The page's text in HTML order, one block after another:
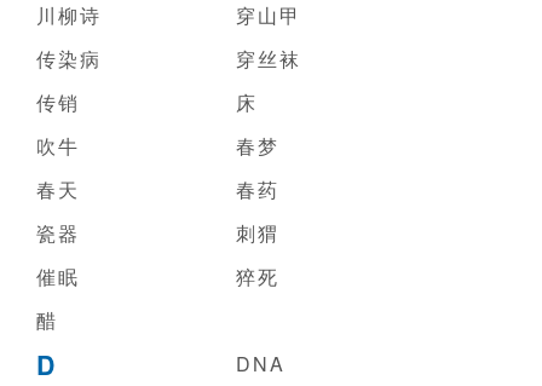
川柳诗
穿山甲
传染病
穿丝袜
传销
床
吹牛
春梦
春天
春药
瓷器
刺猬
催眠
猝死
醋
D
DNA